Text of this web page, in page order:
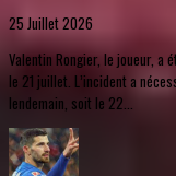
25 Juillet 2026
Valentin Rongier, le joueur, a
le 21 juillet. L’incident a
lendemain, soit le 22...